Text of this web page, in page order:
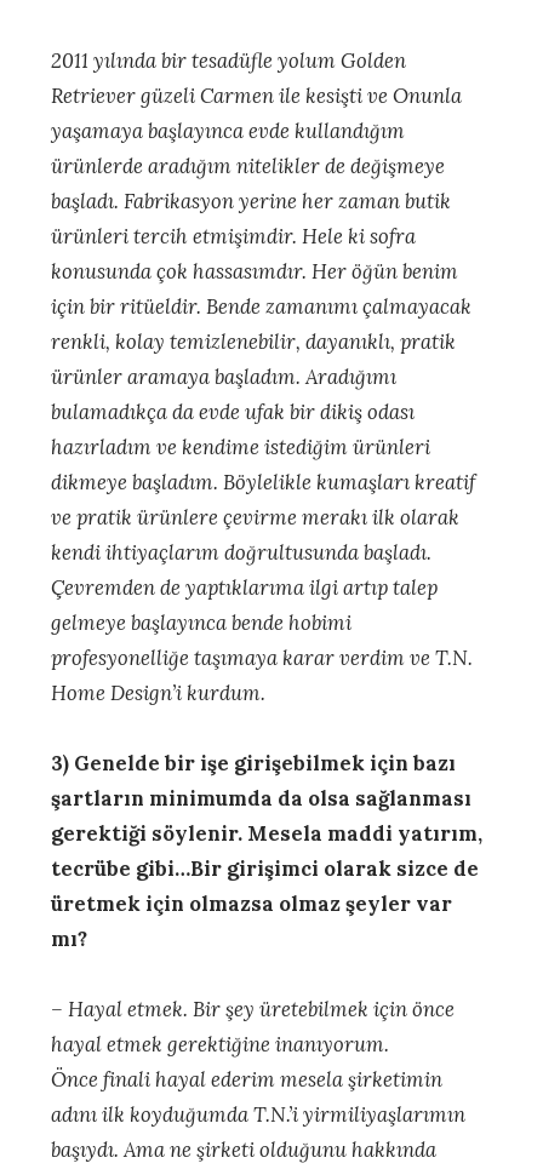
2011 yılında bir tesadüfle yolum Golden
Retriever güzeli Carmen ile kesişti ve Onunla
yaşamaya başlayınca evde kullandığım
ürünlerde aradığım nitelikler de değişmeye
başladı. Fabrikasyon yerine her zaman butik
ürünleri tercih etmişimdir. Hele ki sofra
konusunda çok hassasımdır. Her öğün benim
için bir ritüeldir. Bende zamanımı çalmayacak
renkli, kolay temizlenebilir, dayanıklı, pratik
ürünler aramaya başladım. Aradığımı
bulamadıkça da evde ufak bir dikiş odası
hazırladım ve kendime istediğim ürünleri
dikmeye başladım. Böylelikle kumaşları kreatif
ve pratik ürünlere çevirme merakı ilk olarak
kendi ihtiyaçlarım doğrultusunda başladı.
Çevremden de yaptıklarıma ilgi artıp talep
gelmeye başlayınca bende hobimi
profesyonelliğe taşımaya karar verdim ve T.N.
Home Design’i kurdum.
3) Genelde bir işe girişebilmek için bazı
şartların minimumda da olsa sağlanması
gerektiği söylenir. Mesela maddi yatırım,
tecrübe gibi…Bir girişimci olarak sizce de
üretmek için olmazsa olmaz şeyler var
mı?
– Hayal etmek. Bir şey üretebilmek için önce
hayal etmek gerektiğine inanıyorum.
Önce finali hayal ederim mesela şirketimin
adını ilk koyduğumda T.N.’i yirmiliyaşlarımın
başıydı. Ama ne şirketi olduğunu hakkında